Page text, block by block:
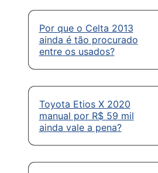
Por que o Celta 2013
ainda é tão procurado
entre os usados?
Toyota Etios X 2020
manual por R$ 59 mil
ainda vale a pena?